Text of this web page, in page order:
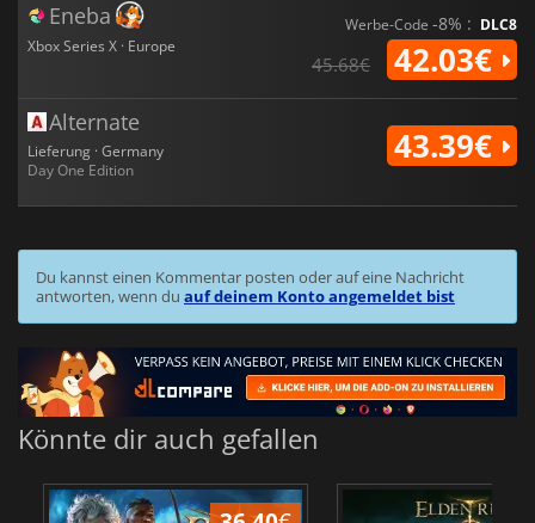
Eneba
Xbox Series X · Europe
Werbe-Code -8% : DLC8
45.68€ 42.03€
Alternate
Lieferung · Germany
Day One Edition
43.39€
Du kannst einen Kommentar posten oder auf eine Nachricht
antworten, wenn du auf deinem Konto angemeldet bist
Könnte dir auch gefallen